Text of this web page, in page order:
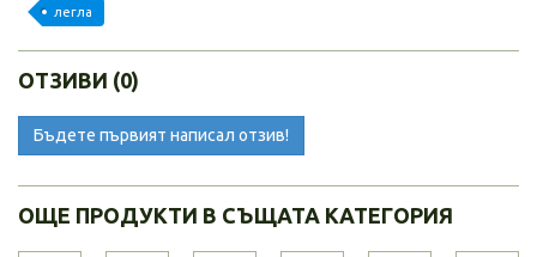
легла
ОТЗИВИ (0)
Бъдете първият написал отзив!
ОЩЕ ПРОДУКТИ В СЪЩАТА КАТЕГОРИЯ